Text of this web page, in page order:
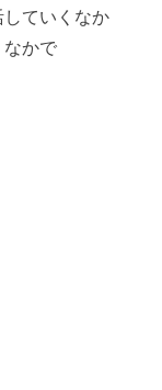
ていくなか
なかで